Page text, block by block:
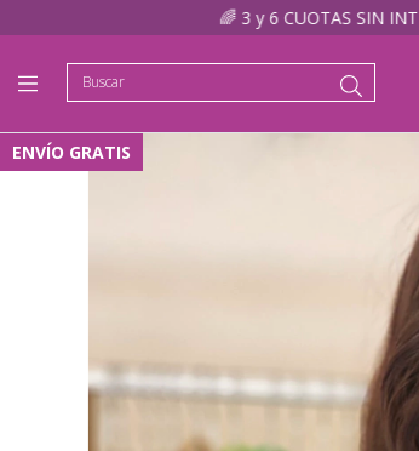
🌈 3 y 6 CUOTAS SIN INTERÉS 🌈 15%
ENVÍO GRATIS